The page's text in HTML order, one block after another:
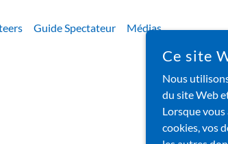
Guide Spectateur Médias
Ce site
Nous
du site Web
Lorsque
cookies, vos